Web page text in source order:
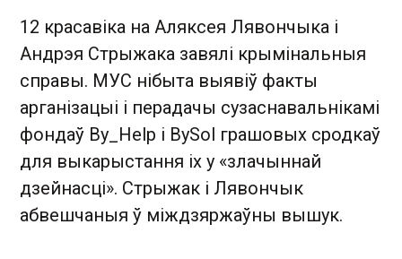
12 красавіка на Аляксея Лявончыка і
Андрэя Стрыжака завялі крымінальныя
справы. МУС нібыта выявіў факты
арганізацыі і перадачы сузаснавальнікамі
фондаў By_Help і BySol грашовых сродкаў
для выкарыстання іх у «злачыннай
дзейнасці». Стрыжак і Лявончык
абвешчаныя ў міждзяржаўны вышук.